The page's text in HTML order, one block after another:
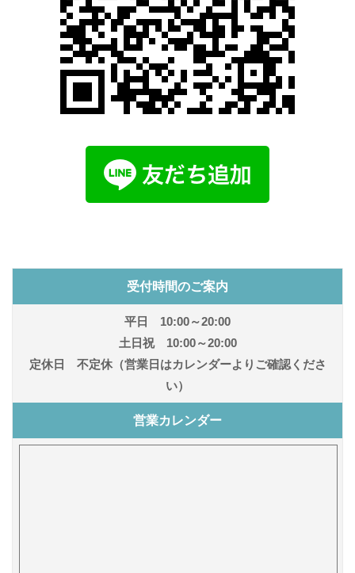
受付時間のご案内
平日 10:00～20:00
土日祝 10:00～20:00
定休日 不定休（営業日はカレンダーよりご確認くださ
い）
営業カレンダー